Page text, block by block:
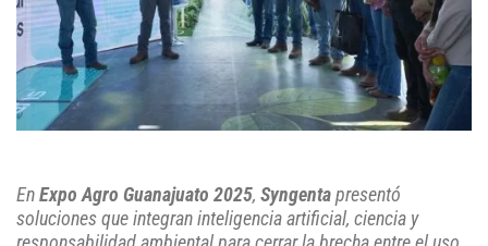
En Expo Agro Guanajuato 2025, Syngenta presentó
soluciones que integran inteligencia artificial, ciencia y